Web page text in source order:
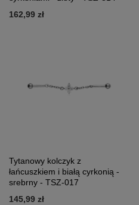
162,99 zł
Tytanowy kolczyk z
łańcuszkiem i białą cyrkonią -
srebrny - TSZ-017
145,99 zł